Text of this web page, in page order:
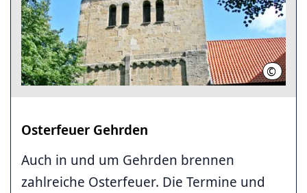
© Stahl,
Osterfeuer Gehrden
Auch in und um Gehrden brennen
zahlreiche Osterfeuer. Die Termine und